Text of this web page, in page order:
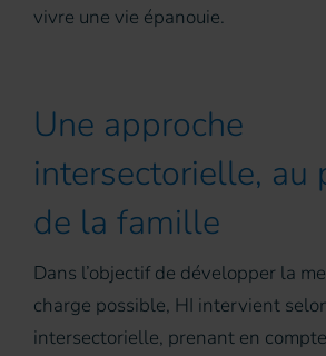
vivre une vie épanouie.
Une approche
intersectorielle, au
de la famille
Dans l’objectif de développer la
charge possible, HI intervient
intersectorielle, prenant en